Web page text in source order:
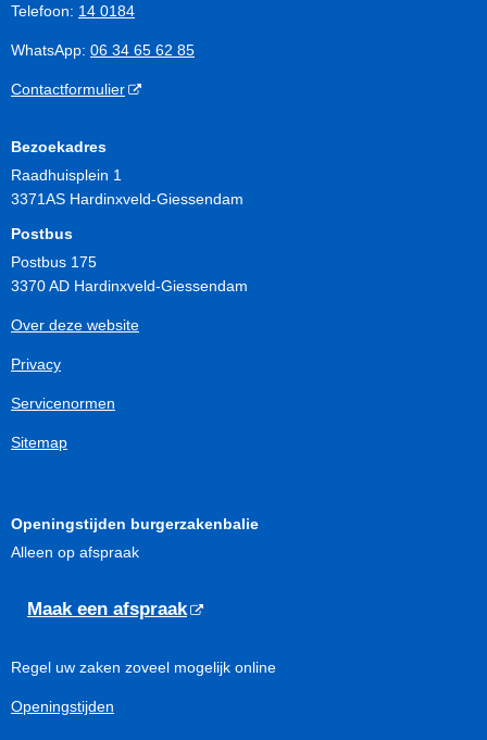
Telefoon: 14 0184
WhatsApp: 06 34 65 62 85
Contactformulier
Bezoekadres
Raadhuisplein 1
3371AS Hardinxveld-Giessendam
Postbus
Postbus 175
3370 AD Hardinxveld-Giessendam
Over deze website
Privacy
Servicenormen
Sitemap
Openingstijden burgerzakenbalie
Alleen op afspraak
Maak een afspraak
Regel uw zaken zoveel mogelijk online
Openingstijden